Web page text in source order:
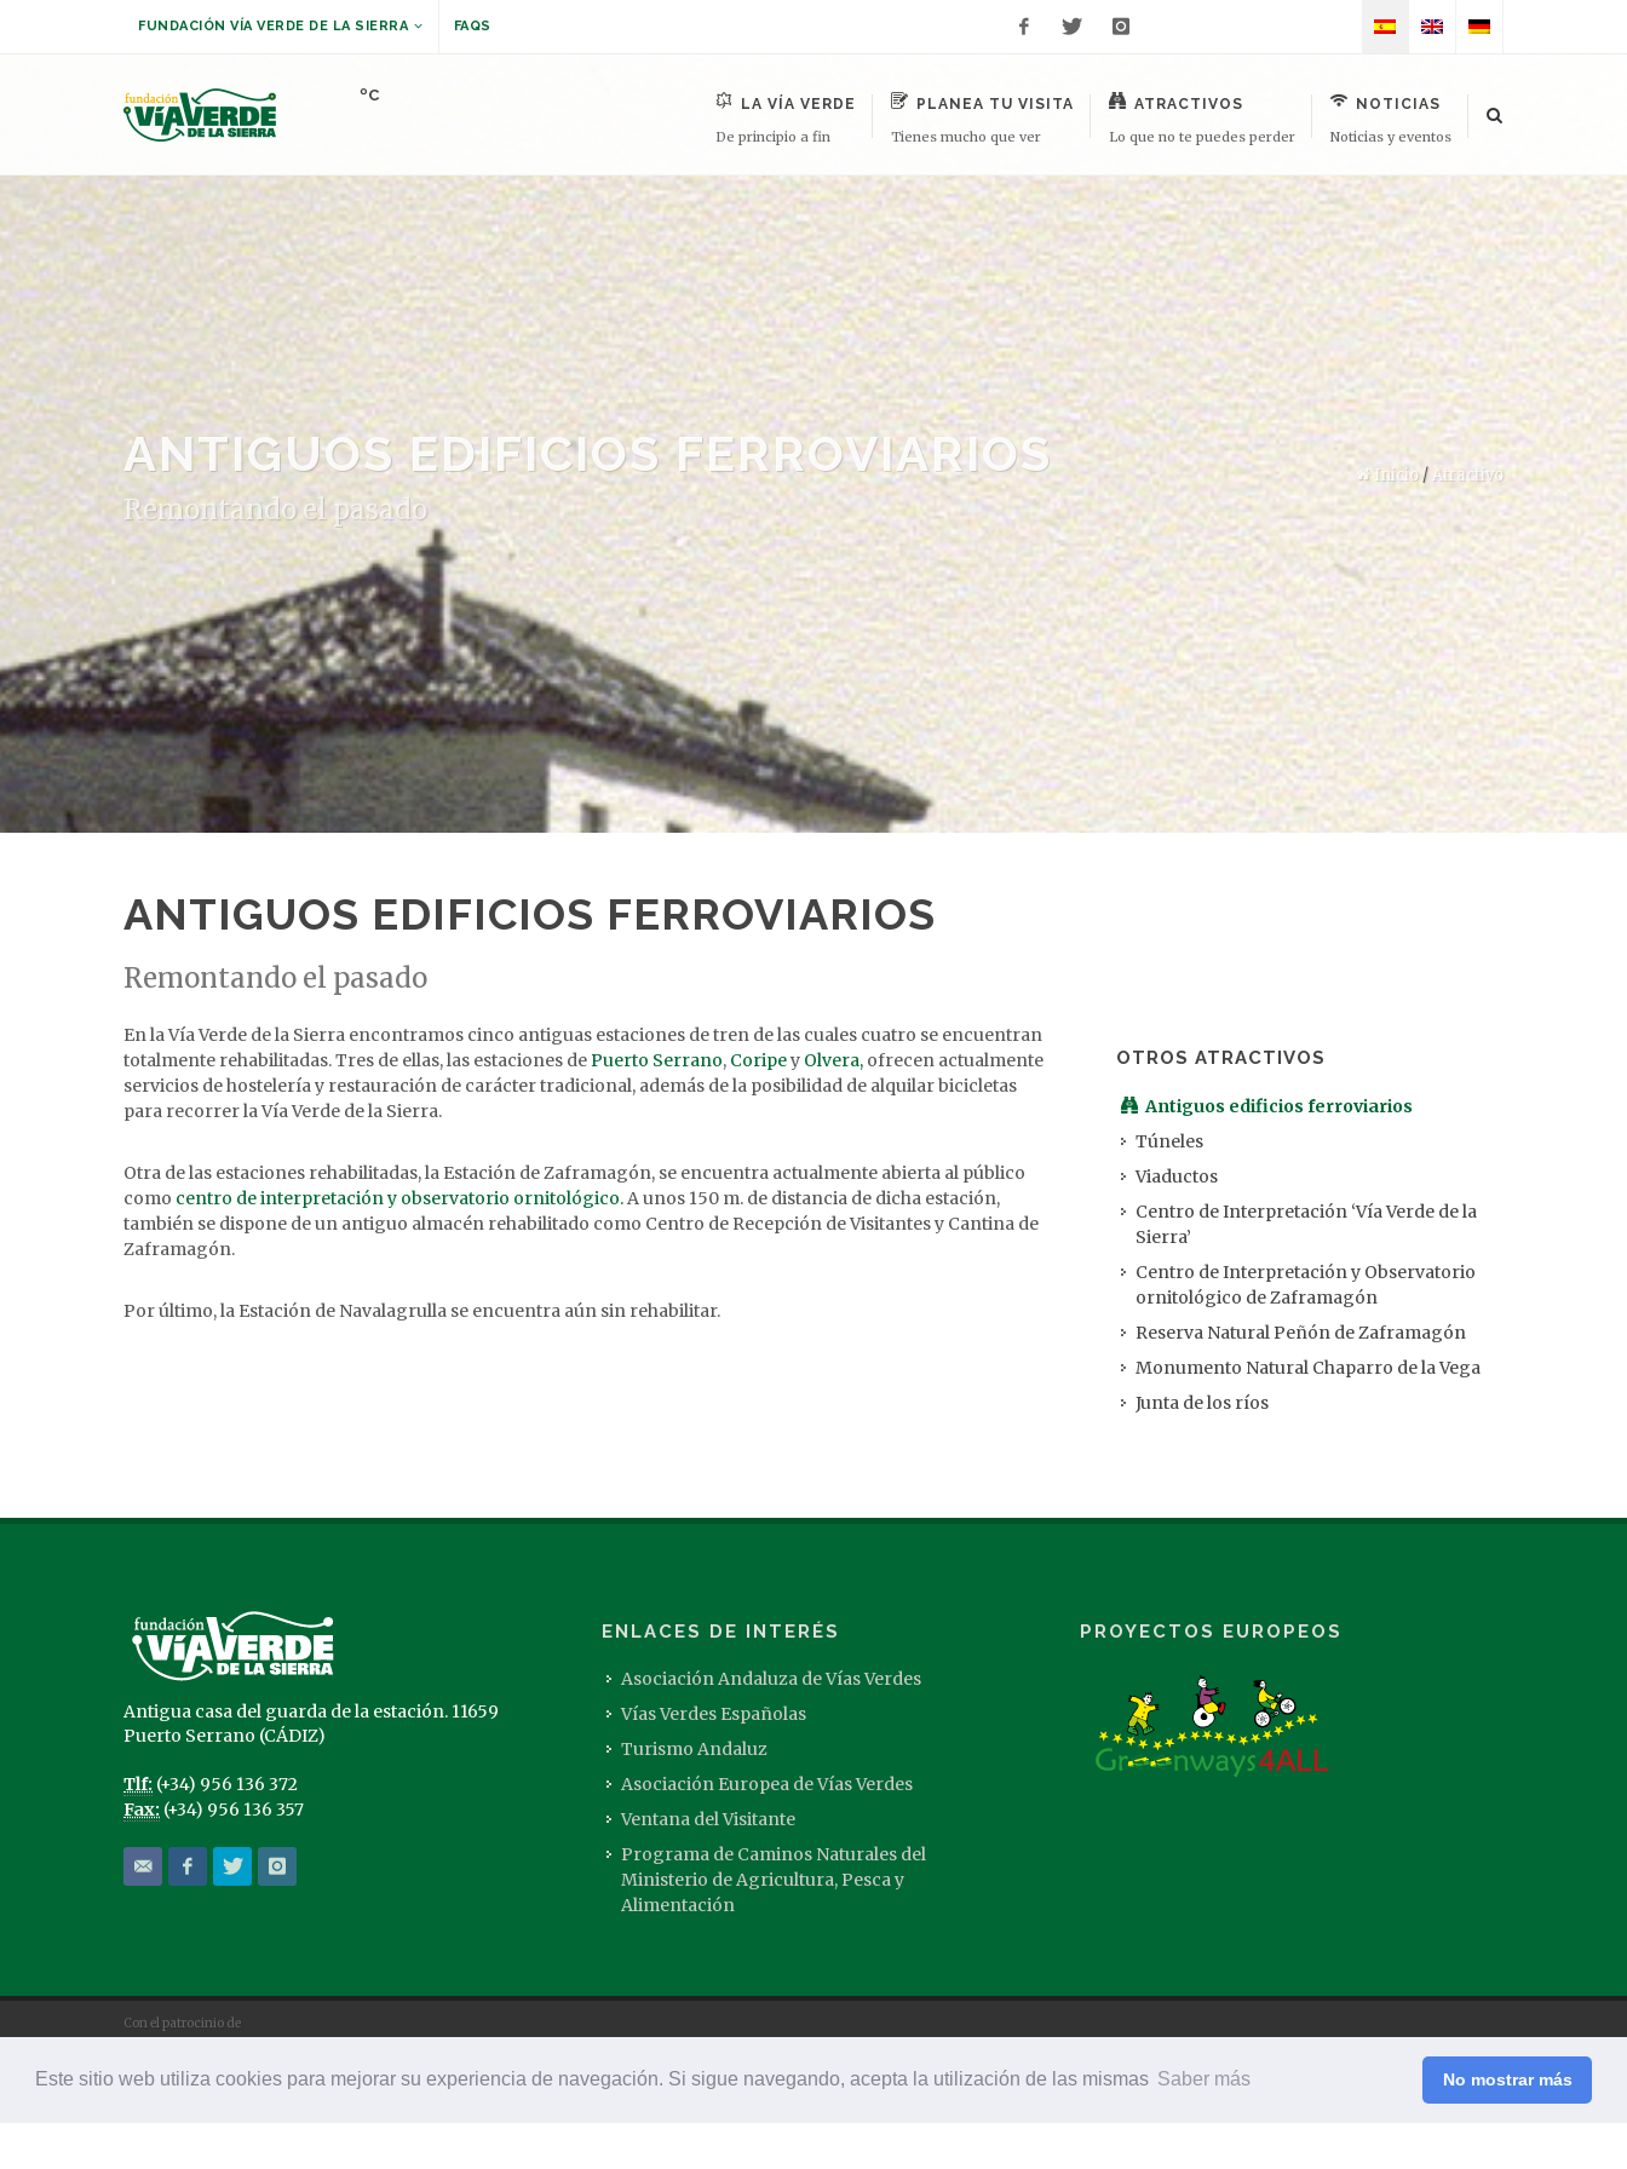
Este sitio web utiliza cookies para mejorar su experiencia de navegación. Si sigue navegando, acepta la utilización de las mismas Saber más No mostrar más
FUNDACIÓN VÍA VERDE DE LA SIERRA FAQS
ºC
LA VÍA VERDE
De principio a fin
PLANEA TU VISITA
Tienes mucho que ver
ATRACTIVOS
Lo que no te puedes perder
NOTICIAS
Noticias y eventos
ANTIGUOS EDIFICIOS FERROVIARIOS
Remontando el pasado
Inicio/Atractivo
ANTIGUOS EDIFICIOS FERROVIARIOS
Remontando el pasado
En la Vía Verde de la Sierra encontramos cinco antiguas estaciones de tren de las cuales cuatro se encuentran
totalmente rehabilitadas. Tres de ellas, las estaciones dePuerto Serrano, Coripey Olvera, ofrecen actualmente
servicios de hostelería y restauración de carácter tradicional, además de la posibilidad de alquilar bicicletas
para recorrer la Vía Verde de la Sierra.
Otra de las estaciones rehabilitadas, la Estación de Zaframagón, se encuentra actualmente abierta al público
como centro de interpretación y observatorio ornitológico.A unos 150 m. de distancia de dicha estación,
también se dispone de un antiguo almacén rehabilitado como Centro de Recepción de Visitantes y Cantina de
Zaframagón.
Por último, la Estación de Navalagrulla se encuentra aún sin rehabilitar.
OTROS ATRACTIVOS
Antiguos edificios ferroviarios
Túneles
Viaductos
Centro de Interpretación ‘Vía Verde de la
Sierra’
Centro de Interpretación y Observatorio
ornitológico de Zaframagón
Reserva Natural Peñón de Zaframagón
Monumento Natural Chaparro de la Vega
Junta de los ríos
Antigua casa del guarda de la estación. 11659
Puerto Serrano (CÁDIZ)
Tlf: (+34) 956 136 372
Fax: (+34) 956 136 357
ENLACES DE INTERÉS
Asociación Andaluza de Vías Verdes
Vías Verdes Españolas
Turismo Andaluz
Asociación Europea de Vías Verdes
Ventana del Visitante
Programa de Caminos Naturales del
Ministerio de Agricultura, Pesca y
Alimentación
PROYECTOS EUROPEOS
Con el patrocinio de
© Fundación Vía Verde de la Sierra.
Nota Legal
ESTILOGRAFICA.